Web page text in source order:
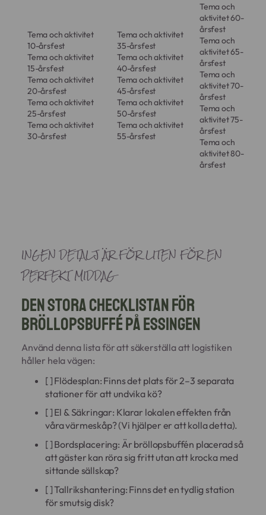
Tema och aktivitet
10-årsfest
Tema och aktivitet
15-årsfest
Tema och aktivitet
20-årsfest
Tema och aktivitet
25-årsfest
Tema och aktivitet
30-årsfest
Tema och aktivitet
35-årsfest
Tema och aktivitet
40-årsfest
Tema och aktivitet
45-årsfest
Tema och aktivitet
50-årsfest
Tema och aktivitet
55-årsfest
Tema och
aktivitet 60-
årsfest
Tema och
aktivitet 65-
årsfest
Tema och
aktivitet 70-
årsfest
Tema och
aktivitet 75-
årsfest
Tema och
aktivitet 80-
årsfest
INGEN DETALJ ÄR FÖR LITEN FÖR EN
PERFEKT MIDDAG
Den stora checklistan för
bröllopsbuffé på Essingen
Använd denna lista för att säkerställa att logistiken
håller hela vägen:
[ ] Flödesplan: Finns det plats för 2–3 separata
stationer för att undvika kö?
[ ] El & Säkringar: Klarar lokalen effekten från
våra värmeskåp? (Vi hjälper er att kolla detta).
[ ] Bordsplacering: Är bröllopsbuffén placerad så
att gäster kan röra sig fritt utan att krocka med
sittande sällskap?
[ ] Tallrikshantering: Finns det en tydlig station
för smutsig disk?